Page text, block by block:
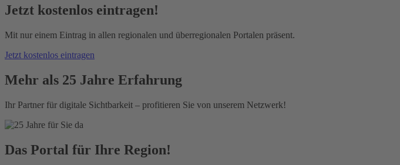
Jetzt kostenlos eintragen!
Mit nur einem Eintrag in allen regionalen und überregionalen Portalen präsent.
Jetzt kostenlos eintragen
Mehr als 25 Jahre Erfahrung
Ihr Partner für digitale Sichtbarkeit – profitieren Sie von unserem Netzwerk!
Das Portal für Ihre Region!